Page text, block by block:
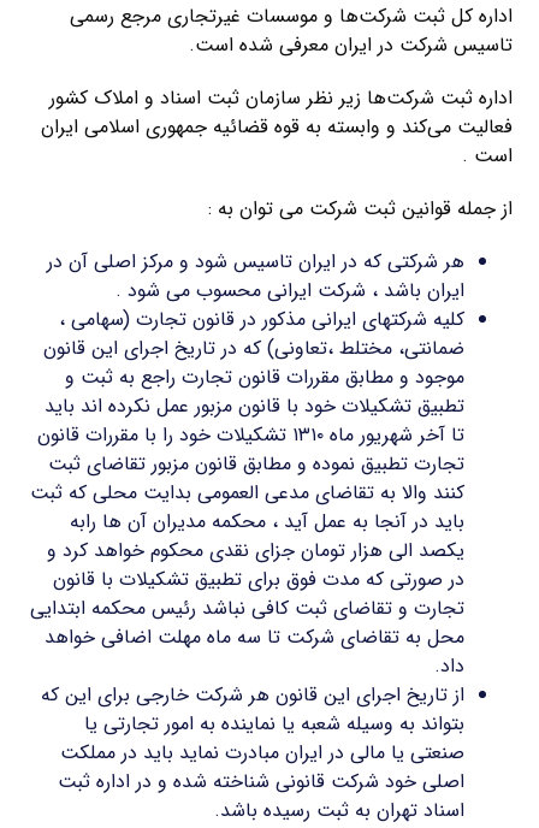
اداره کل ثبت شرکت‌ها و موسسات غیرتجاری مرجع رسمی
تاسیس شرکت در ایران معرفی شده است.
اداره ثبت شرکت‌ها زیر نظر سازمان ثبت اسناد و املاک کشور
فعالیت می‌کند و وابسته به قوه قضائیه جمهوری اسلامی ایران
است .
از جمله قوانین ثبت شرکت می توان به :
هر شرکتی که در ایران تاسیس شود و مرکز اصلی آن در
ایران باشد ، شرکت ایرانی محسوب می شود .
کلیه شرکتهای ایرانی مذکور در قانون تجارت (سهامی ،
ضمانتی، مختلط ،تعاونی) که در تاریخ اجرای این قانون
موجود و مطابق مقررات قانون تجارت راجع به ثبت و
تطبیق تشکیلات خود با قانون مزبور عمل نکرده اند باید
تا آخر شهریور ماه ۱۳۱۰ تشکیلات خود را با مقررات قانون
تجارت تطبیق نموده و مطابق قانون مزبور تقاضای ثبت
کنند والا به تقاضای مدعی العمومی بدایت محلی که ثبت
باید در آنجا به عمل آید ، محکمه مدیران آن ها رابه
یکصد الی هزار تومان جزای نقدی محکوم خواهد کرد و
در صورتی که مدت فوق برای تطبیق تشکیلات با قانون
تجارت و تقاضای ثبت کافی نباشد رئیس محکمه ابتدایی
محل به تقاضای شرکت تا سه ماه مهلت اضافی خواهد
داد.
از تاریخ اجرای این قانون هر شرکت خارجی برای این که
بتواند به وسیله شعبه یا نماینده به امور تجارتی یا
صنعتی یا مالی در ایران مبادرت نماید باید در مملکت
اصلی خود شرکت قانونی شناخته شده و در اداره ثبت
اسناد تهران به ثبت رسیده باشد.